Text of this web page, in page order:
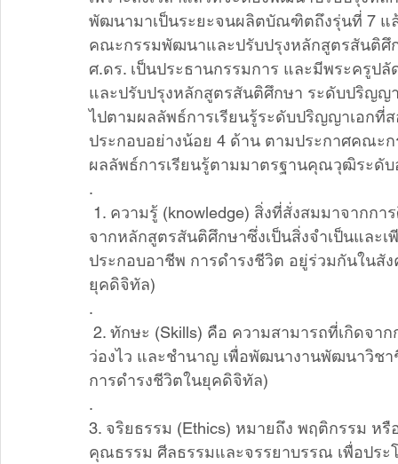
พัฒนามาเป็นระยะจนผลิตบัณฑิตถึงรุ่นที่ 7 แ
คณะกรรมพัฒนาและปรับปรุงหลักสูตรสันติ
ศ.ดร. เป็นประธานกรรมการ และมีพระครูป
และปรับปรุงหลักสูตรสันติศึกษา ระดับปริญญ
ไปตามผลลัพธ์การเรียนรู้ระดับปริญญาเอก
ประกอบอย่างน้อย 4 ด้าน ตามประกาศคณะ
ผลลัพธ์การเรียนรู้ตามมาตรฐานคุณวุฒิระดั
.
จากหลักสูตรสันติศึกษาซึ่งเป็นสิ่งจำเป็นและ
ประกอบอาชีพ การดำรงชีวิต อยู่ร่วมกันในสั
ยุคดิจิทัล)
.
ว่องไว และชำนาญ เพื่อพัฒนางานพัฒนาวิ
การดำรงชีวิตในยุคดิจิทัล)
.
3. จริยธรรม (Ethics) หมายถึง พฤติกรรม ห
คุณธรรม ศีลธรรมและจรรยาบรรณ เพื่อปร